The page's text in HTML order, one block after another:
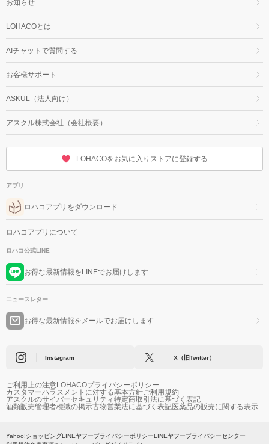
お知らせ
LOHACOとは
AIチャットで質問する
お客様サポート
ASKUL（法人向け）
アスクル株式会社（会社概要）
LOHACOをお気に入りストアに登録する
アプリ
ロハコアプリをダウンロード
ロハコアプリについて
ロハコ公式LINE
お得な最新情報をLINEでお届けします
ニュースレター
お得な最新情報をメールでお届けします
Instagram X（旧Twitter）
ご利用上の注意LOHACOプライバシーポリシー
カスタマーハラスメントに対する基本方針ご利用規約
アスクルのサイバーセキュリティ特定商取引法に基づく表記
酒類販売管理者標識の掲示古物営業法に基づく表記医薬品の販売に関する表示
Yahoo!ショッピングLINEヤフープライバシーポリシーLINEヤフープライバシーセンター